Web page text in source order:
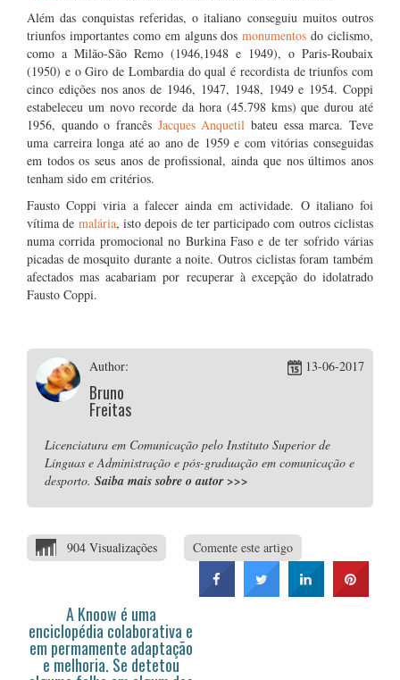
Além das conquistas referidas, o italiano conseguiu muitos outros
triunfos importantes como em alguns dosmonumentos do ciclismo,
como a Milão-São Remo (1946,1948 e 1949), o Paris-Roubaix
(1950) e o Giro de Lombardia do qual é recordista de triunfos com
cinco edições nos anos de 1946, 1947, 1948, 1949 e 1954. Coppi
estabeleceu um novo recorde da hora (45.798 kms) que durou até
1956, quando o francês Jacques Anquetil bateu essa marca. Teve
uma carreira longa até ao ano de 1959 e com vitórias conseguidas
em todos os seus anos de profissional, ainda que nos últimos anos
tenham sido em critérios.
Fausto Coppi viria a falecer ainda em actividade. O italiano foi
vítima de malária, isto depois de ter participado com outros ciclistas
numa corrida promocional no Burkina Faso e de ter sofrido várias
picadas de mosquito durante a noite. Outros ciclistas foram também
afectados mas acabariam por recuperar à excepção do idolatrado
Fausto Coppi.
Author:
Bruno
Freitas
13-06-2017
Licenciatura em Comunicação pelo Instituto Superior de
Línguas e Administração e pós-graduação em comunicação e
desporto. Saiba mais sobre o autor>>>
904 Visualizações Comente este artigo
A Knoow é uma
enciclopédia colaborativa e
em permamente adaptação
e melhoria. Se detetou